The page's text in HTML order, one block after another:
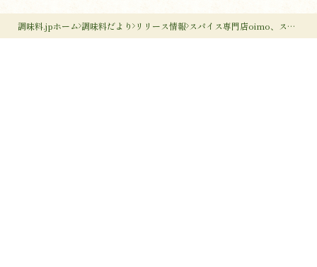
調味料.jpホーム 調味料だより リリース情報 スパイス専門店oimo、スイーツ・カフェ・お酒用ミックススパイスをAmazonで販売開始！